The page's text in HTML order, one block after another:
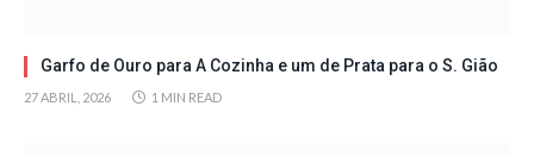
Garfo de Ouro para A Cozinha e um de Prata para o S. Gião
27 ABRIL, 2026 1 MIN READ